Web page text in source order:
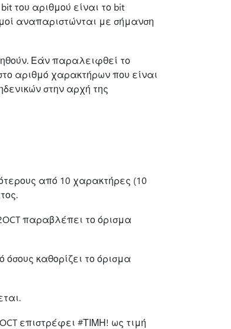
του αριθμού είναι το bit
αναπαριστώνται με σήμανση
Εάν παραλειφθεί το
αριθμό χαρακτήρων που είναι
στην αρχή της
από 10 χαρακτήρες (10
παραβλέπει το όρισμα
καθορίζει το όρισμα
επιστρέφει #ΤΙΜΗ! ως τιμή